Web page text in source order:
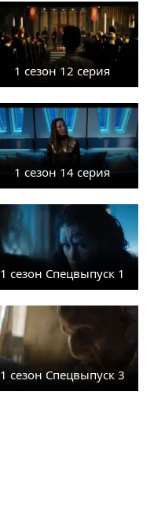
1 сезон 12 серия
1 сезон 14 серия
1 сезон Спецвыпуск 1
1 сезон Спецвыпуск 3